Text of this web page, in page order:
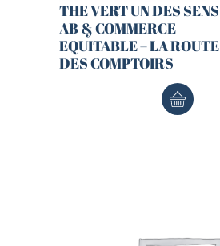
THE VERT UN DES SENS
AB & COMMERCE
EQUITABLE – LA ROUTE
DES COMPTOIRS